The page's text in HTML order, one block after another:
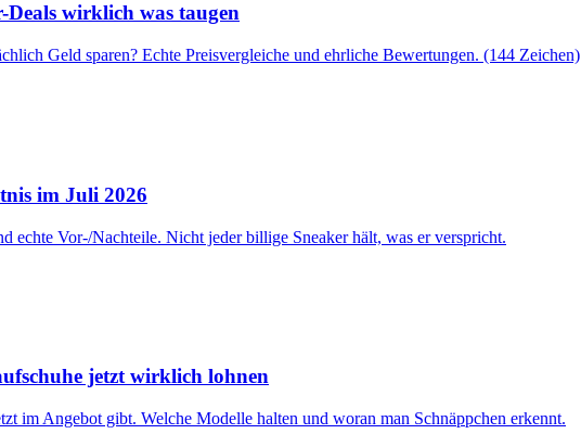
wirklich was taugen
Geld sparen? Echte Preisvergleiche und ehrliche Bewertungen. (144 Zeichen)
im Juli 2026
echte Vor-/Nachteile. Nicht jeder billige Sneaker hält, was er verspricht.
jetzt wirklich lohnen
im Angebot gibt. Welche Modelle halten und woran man Schnäppchen erkennt.